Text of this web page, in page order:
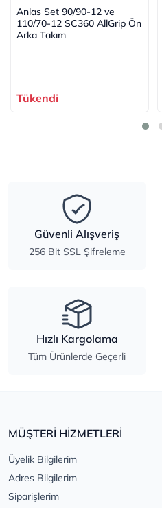
Anlas Set 90/90-12 ve
110/70-12 SC360 AllGrip Ön
Arka Takım
Tükendi
Güvenli Alışveriş
256 Bit SSL Şifreleme
Hızlı Kargolama
Tüm Ürünlerde Geçerli
MÜŞTERİ HİZMETLERİ
Üyelik Bilgilerim
Adres Bilgilerim
Siparişlerim